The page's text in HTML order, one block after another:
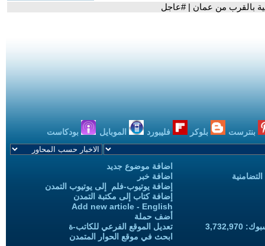
بالقرب من عمان | #عاجل
بنترست بلوكر فليبورد الموبايل بودكاست
اضافة موضوع جديد
اضافة خبر
إضافة يوتيوب-فلم إلى يوتيوب التمدن
إضافة كتاب إلى مكتبة التمدن
Add new article - English
أضف حملة
تعديل الموقع الفرعي للكاتب-ة
ابحث في موقع الحوار المتمدن